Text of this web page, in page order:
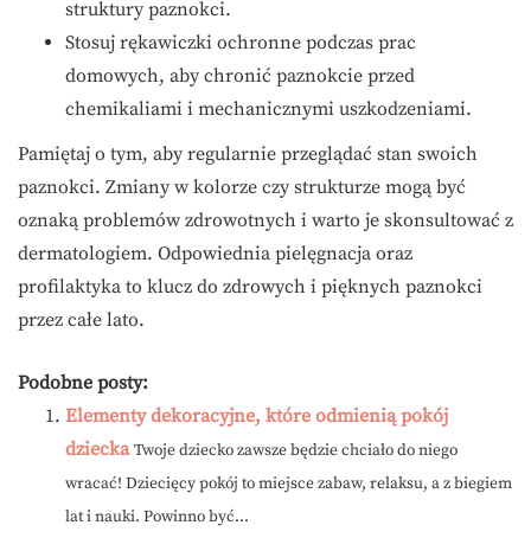
struktury paznokci.
Stosuj rękawiczki ochronne podczas prac
domowych, aby chronić paznokcie przed
chemikaliami i mechanicznymi uszkodzeniami.
Pamiętaj o tym, aby regularnie przeglądać stan swoich
paznokci. Zmiany w kolorze czy strukturze mogą być
oznaką problemów zdrowotnych i warto je skonsultować z
dermatologiem. Odpowiednia pielęgnacja oraz
profilaktyka to klucz do zdrowych i pięknych paznokci
przez całe lato.
Podobne posty:
Elementy dekoracyjne, które odmienią pokój
dziecka Twoje dziecko zawsze będzie chciało do niego
wracać! Dziecięcy pokój to miejsce zabaw, relaksu, a z biegiem
lat i nauki. Powinno być...